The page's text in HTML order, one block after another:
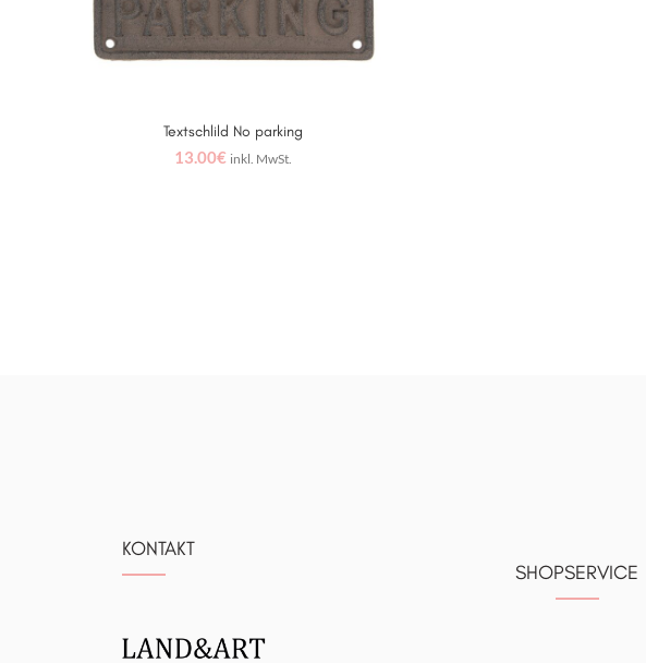
IN DEN WARENKORB
Textschlild No parking
13.00€ inkl. MwSt.
KONTAKT
SHOPSERVICE